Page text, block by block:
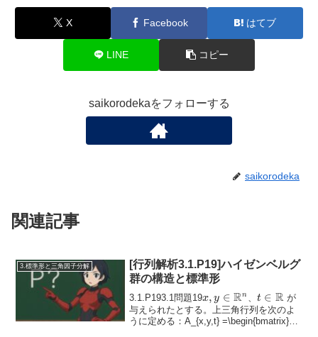
X Facebook はてブ
LINE コピー
saikorodekaをフォローする
saikorodeka
関連記事
3.標準形と三角因子分解
[行列解析3.1.P19]ハイゼンベルグ
群の構造と標準形
3.1.P193.1問題19x, y \in
\mathbb{R}^n
x, y ∈ Rn
t \in
t ∈ R が
与えられたとする。上三角行列を次のよ
うに定める：A_{x,y,t} =\begin{bmatrix}1